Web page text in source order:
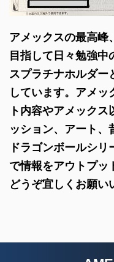
アメックスの最高峰
目指して日々勉強中
スプラチナホルダー
しています。アメッ
ト内容やアメック
ッション、アート、
ドラゴンボールシ
で情報をアウトプッ
どうぞ宜しくお願い